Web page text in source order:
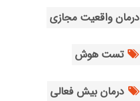
درمان واقعیت مجازی
تست هوش
درمان بیش فعالی